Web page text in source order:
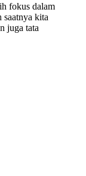
fokus dalam
saatnya kita
juga tata